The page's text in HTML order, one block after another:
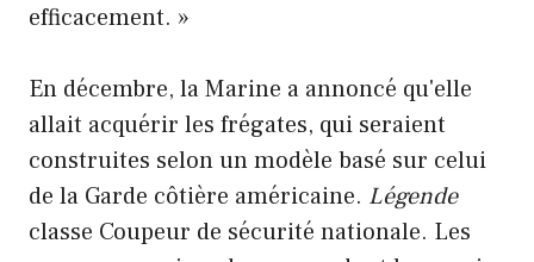
efficacement. »
En décembre, la Marine a annoncé qu'elle
allait acquérir les frégates, qui seraient
construites selon un modèle basé sur celui
de la Garde côtière américaine. Légende
classe Coupeur de sécurité nationale. Les